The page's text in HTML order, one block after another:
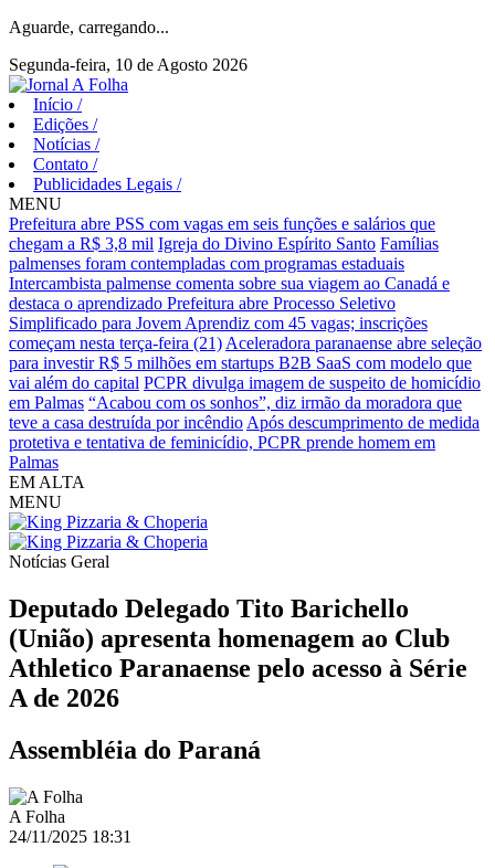
Aguarde, carregando...
Segunda-feira, 10 de Agosto 2026
Início /
Edições /
Notícias /
Contato /
Publicidades Legais /
MENU
Prefeitura abre PSS com vagas em seis funções e salários que
chegam a R$ 3,8 mil Igreja do Divino Espírito Santo Famílias
palmenses foram contempladas com programas estaduais
Intercambista palmense comenta sobre sua viagem ao Canadá e
destaca o aprendizado Prefeitura abre Processo Seletivo
Simplificado para Jovem Aprendiz com 45 vagas; inscrições
começam nesta terça-feira (21) Aceleradora paranaense abre seleção
para investir R$ 5 milhões em startups B2B SaaS com modelo que
vai além do capital PCPR divulga imagem de suspeito de homicídio
em Palmas “Acabou com os sonhos”, diz irmão da moradora que
teve a casa destruída por incêndio Após descumprimento de medida
protetiva e tentativa de feminicídio, PCPR prende homem em
Palmas
EM ALTA
MENU
Notícias Geral
Deputado Delegado Tito Barichello
(União) apresenta homenagem ao Club
Athletico Paranaense pelo acesso à Série
A de 2026
Assembléia do Paraná
A Folha
24/11/2025 18:31